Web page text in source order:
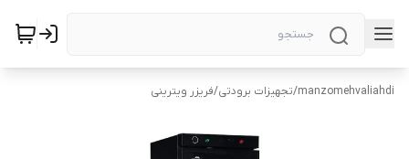
manzomehvaliahdi
/تجهیزات برودتی/فریزر ویترینی